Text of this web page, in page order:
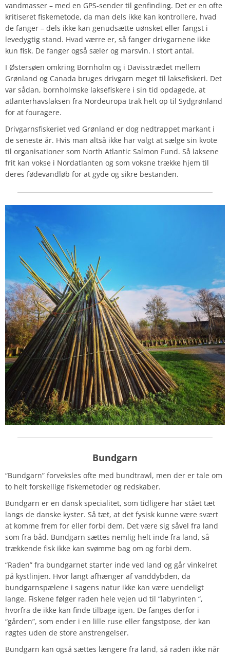
vandmasser – med en GPS-sender til genfinding. Det er en ofte
kritiseret fiskemetode, da man dels ikke kan kontrollere, hvad
de fanger – dels ikke kan genudsætte uønsket eller fangst i
levedygtig stand. Hvad værre er, så fanger drivgarnene ikke
kun fisk. De fanger også sæler og marsvin. I stort antal.
I Østersøen omkring Bornholm og i Davisstrædet mellem
Grønland og Canada bruges drivgarn meget til laksefiskeri. Det
var sådan, bornholmske laksefiskere i sin tid opdagede, at
atlanterhavslaksen fra Nordeuropa trak helt op til Sydgrønland
for at fouragere.
Drivgarnsfiskeriet ved Grønland er dog nedtrappet markant i
de seneste år. Hvis man altså ikke har valgt at sælge sin kvote
til organisationer som North Atlantic Salmon Fund. Så laksene
frit kan vokse i Nordatlanten og som voksne trække hjem til
deres fødevandløb for at gyde og sikre bestanden.
Bundgarn
“Bundgarn” forveksles ofte med bundtrawl, men der er tale om
to helt forskellige fiskemetoder og redskaber.
Bundgarn er en dansk specialitet, som tidligere har stået tæt
langs de danske kyster. Så tæt, at det fysisk kunne være svært
at komme frem for eller forbi dem. Det være sig såvel fra land
som fra båd. Bundgarn sættes nemlig helt inde fra land, så
trækkende fisk ikke kan svømme bag om og forbi dem.
“Raden” fra bundgarnet starter inde ved land og går vinkelret
på kystlinjen. Hvor langt afhænger af vanddybden, da
bundgarnspælene i sagens natur ikke kan være uendeligt
lange. Fiskene følger raden hele vejen ud til “labyrinten “,
hvorfra de ikke kan finde tilbage igen. De fanges derfor i
“gården”, som ender i en lille ruse eller fangstpose, der kan
røgtes uden de store anstrengelser.
Bundgarn kan også sættes længere fra land, så raden ikke når